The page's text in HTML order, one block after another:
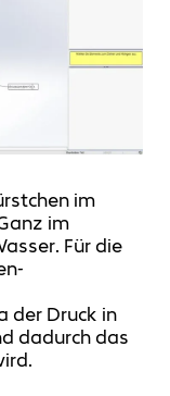
im
im
Für die
der Druck in
dadurch das